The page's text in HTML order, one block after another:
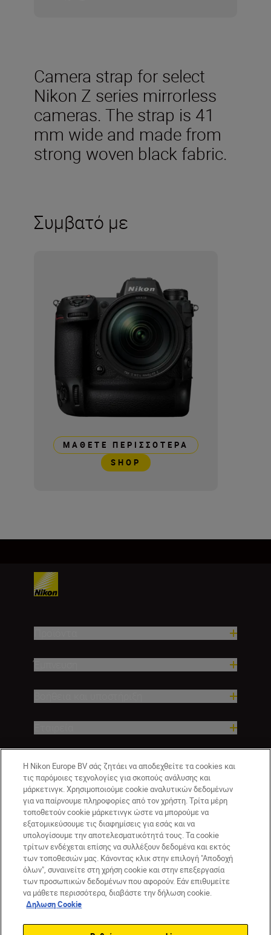
Camera strap for select
Nikon Z series mirrorless
cameras. The strap is 41
mm wide and made from
strong woven black fabric.
Συμβατό με
ΜΆΘΕΤΕ ΠΕΡΙΣΣΌΤΕΡΑ
SHOP
GR Nikon Sites
Επικοινωνήστε μαζί μας
Δήλωση περί απορρήτου
Όροι Χρήσης
Δήλωση cookie
Ρυθμίσεις cookie
© 2026 Nikon
Η Nikon Europe BV σάς ζητάει να αποδεχθείτε τα cookies και
τις παρόμοιες τεχνολογίες για σκοπούς ανάλυσης και
μάρκετινγκ. Χρησιμοποιούμε cookie αναλυτικών δεδομένων
για να παίρνουμε πληροφορίες από τον χρήστη. Τρίτα μέρη
τοποθετούν cookie μάρκετινγκ ώστε να μπορούμε να
εξατομικεύσουμε τις διαφημίσεις για εσάς και να
υπολογίσουμε την αποτελεσματικότητά τους. Τα cookie
τρίτων ενδέχεται επίσης να συλλέξουν δεδομένα και εκτός
των τοποθεσιών μας. Κάνοντας κλικ στην επιλογή "Αποδοχή
όλων", συναινείτε στη χρήση cookie και στην επεξεργασία
των προσωπικών δεδομένων που αφορούν. Εάν επιθυμείτε
να μάθετε περισσότερα, διαβάστε την δήλωση cookie.
Δηλωση Cookie